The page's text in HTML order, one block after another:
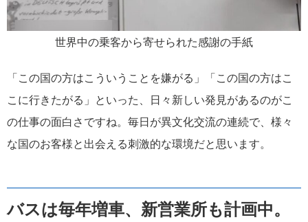
世界中の乗客から寄せられた感謝の手紙
「この国の方はこういうことを嫌がる」「この国の方はこ
こに行きたがる」といった、日々新しい発見があるのがこ
の仕事の面白さですね。毎日が異文化交流の連続で、様々
な国のお客様と出会える刺激的な環境だと思います。
バスは毎年増車、新営業所も計画中。